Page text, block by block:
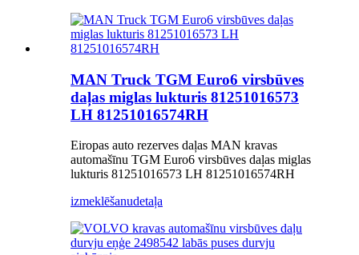
MAN Truck TGM Euro6 virsbūves
daļas miglas lukturis 81251016573
LH 81251016574RH
Eiropas auto rezerves daļas MAN kravas
automašīnu TGM Euro6 virsbūves daļas miglas
lukturis 81251016573 LH 81251016574RH
izmeklēšanudetaļa